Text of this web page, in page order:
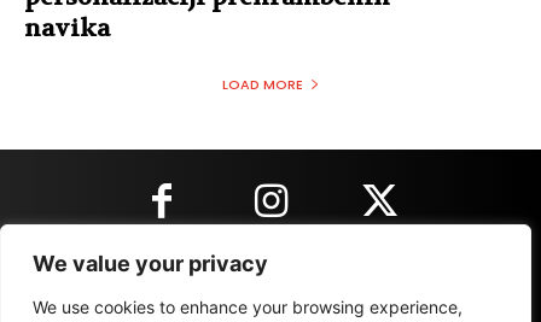
We value your privacy
We use cookies to enhance your browsing experience,
navika
LOAD MORE
KONTAKT INFORMACIJE